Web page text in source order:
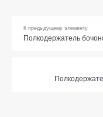
К предыдущему элементу
Полкодержатель